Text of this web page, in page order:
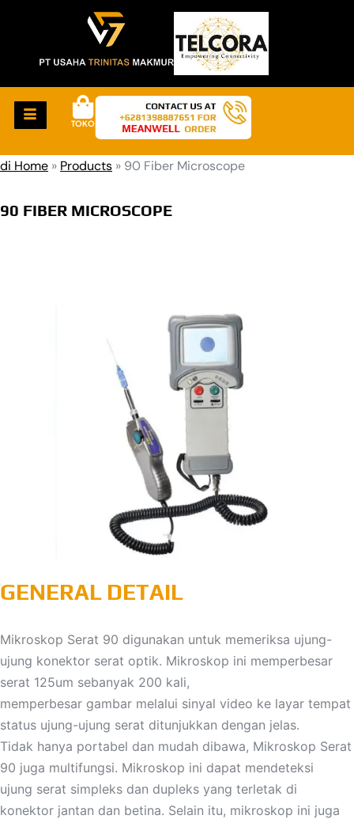
TOKO
di Home » Products » 90 Fiber Microscope
90 FIBER MICROSCOPE
GENERAL DETAIL
Mikroskop Serat 90 digunakan untuk memeriksa ujung-
ujung konektor serat optik. Mikroskop ini memperbesar
serat 125um sebanyak 200 kali,
memperbesar gambar melalui sinyal video ke layar tempat
status ujung-ujung serat ditunjukkan dengan jelas.
Tidak hanya portabel dan mudah dibawa, Mikroskop Serat
90 juga multifungsi. Mikroskop ini dapat mendeteksi
ujung serat simpleks dan dupleks yang terletak di
konektor jantan dan betina. Selain itu, mikroskop ini juga